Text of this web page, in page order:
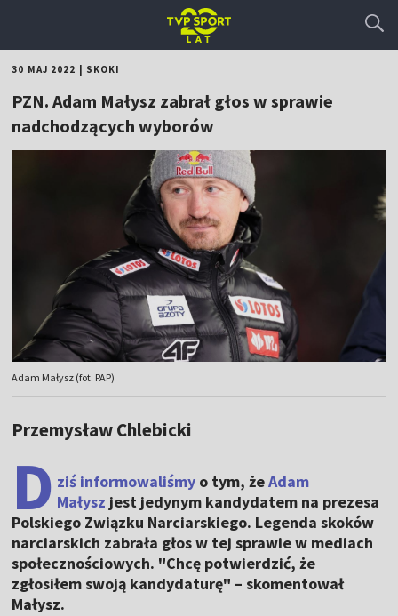
30 MAJ 2022 SKOKI
PZN. Adam Małysz zabrał głos w sprawie
nadchodzących wyborów
Adam Małysz (fot. PAP)
Przemysław Chlebicki
D ziś informowaliśmy o tym, żeAdam
Małysz jest jedynym kandydatem na prezesa
Polskiego Związku Narciarskiego. Legenda skoków
narciarskich zabrała głos w tej sprawie w mediach
społecznościowych. "Chcę potwierdzić, że
zgłosiłem swoją kandydaturę" – skomentował
Małysz.